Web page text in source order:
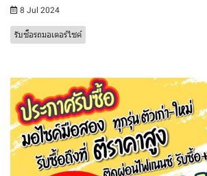
8 Jul 2024
รับซื้อรถมอเตอร์ไซค์